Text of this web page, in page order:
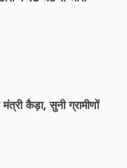
कैड़ा, सुनी ग्रामीणों